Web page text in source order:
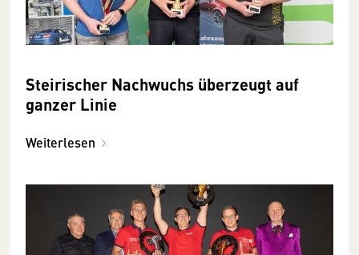
Steirischer Nachwuchs überzeugt auf
ganzer Linie
Weiterlesen